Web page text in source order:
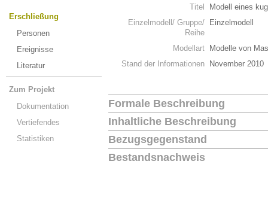
Erschließung
Personen
Ereignisse
Literatur
Zum Projekt
Dokumentation
Vertiefendes
Statistiken
Titel
Modell eines
Einzelmodell/ Gruppe/
Reihe
Einzelmodell
Modellart
Modelle von
Stand der Informationen
November 2010
Formale Beschreibung
Inhaltliche Beschreibung
Bezugsgegenstand
Bestandsnachweis